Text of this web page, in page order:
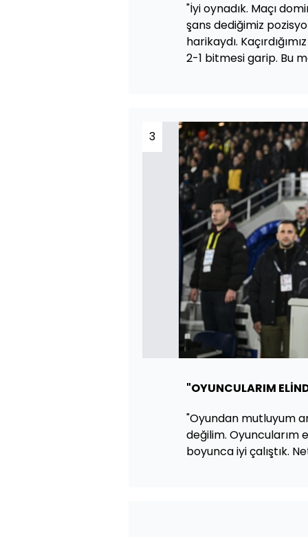
"İyi oynadık. Maçı
şans dediğimiz
harikaydı.
2-1 bitmesi garip. Bu
3
"OYUNCULARIM
"Oyundan mutluyum
değilim. Oyuncularım
boyunca iyi çalıştık.